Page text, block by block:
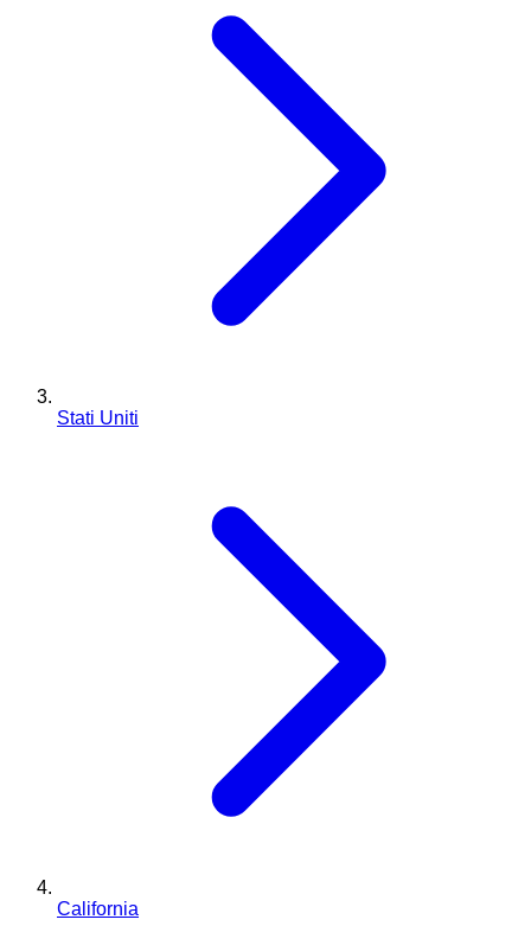
Stati Uniti
California